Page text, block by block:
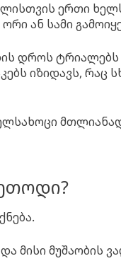
ერთი
ან სამი
დროს ტრიალებს
იზიდავს, რაც
მისი მუშაობის